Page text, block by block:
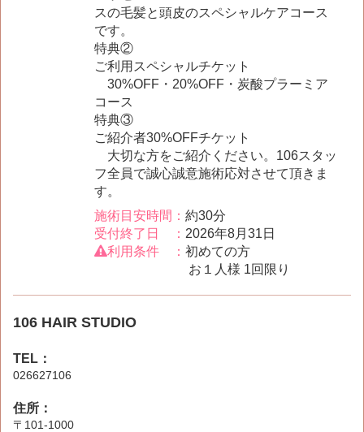
スの毛髪と頭皮のスペシャルケアコース
です。
特典②
ご利用スペシャルチケット
30%OFF・20%OFF・炭酸プラーミア
コース
特典③
ご紹介者30%OFFチケット
大切な方をご紹介ください。106スタッ
フ全員で誠心誠意施術応対させて頂きま
す。
施術目安時間： 約30分
受付終了日 ： 2026年8月31日
利用条件 ： 初めての方
お１人様 1回限り
106 HAIR STUDIO
TEL：
026627106
住所：
〒101-1000